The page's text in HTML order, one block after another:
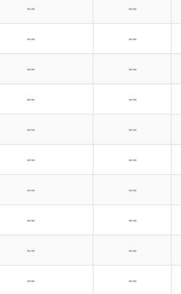
-- --
-- --
-- --
-- --
-- --
-- --
-- --
-- --
-- --
-- --